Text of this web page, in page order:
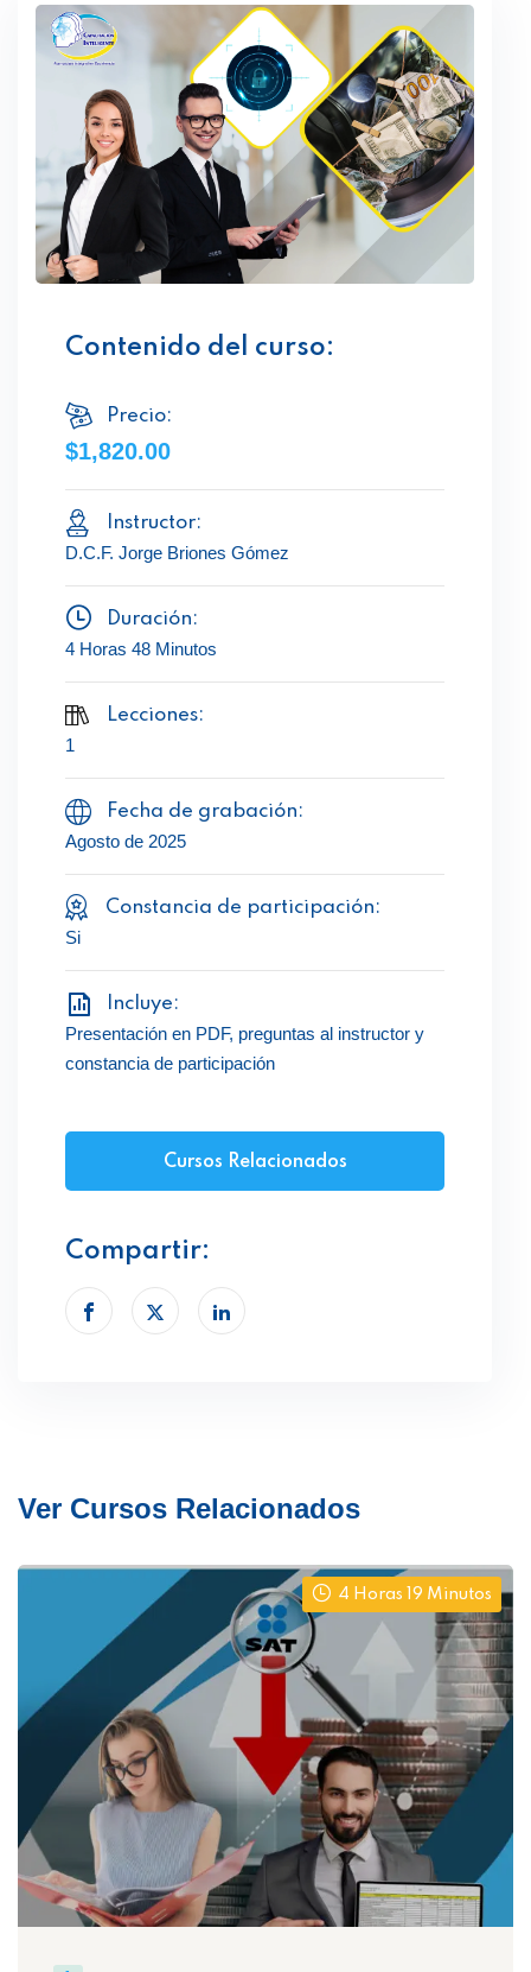
Contenido del curso:
Precio:
$1,820.00
Instructor:
D.C.F. Jorge Briones Gómez
Duración:
4 Horas 48 Minutos
Lecciones:
1
Fecha de grabación:
Agosto de 2025
Constancia de participación:
Si
Incluye:
Presentación en PDF, preguntas al instructor y
constancia de participación
Cursos Relacionados
Compartir:
Ver Cursos Relacionados
4 Horas 19 Minutos